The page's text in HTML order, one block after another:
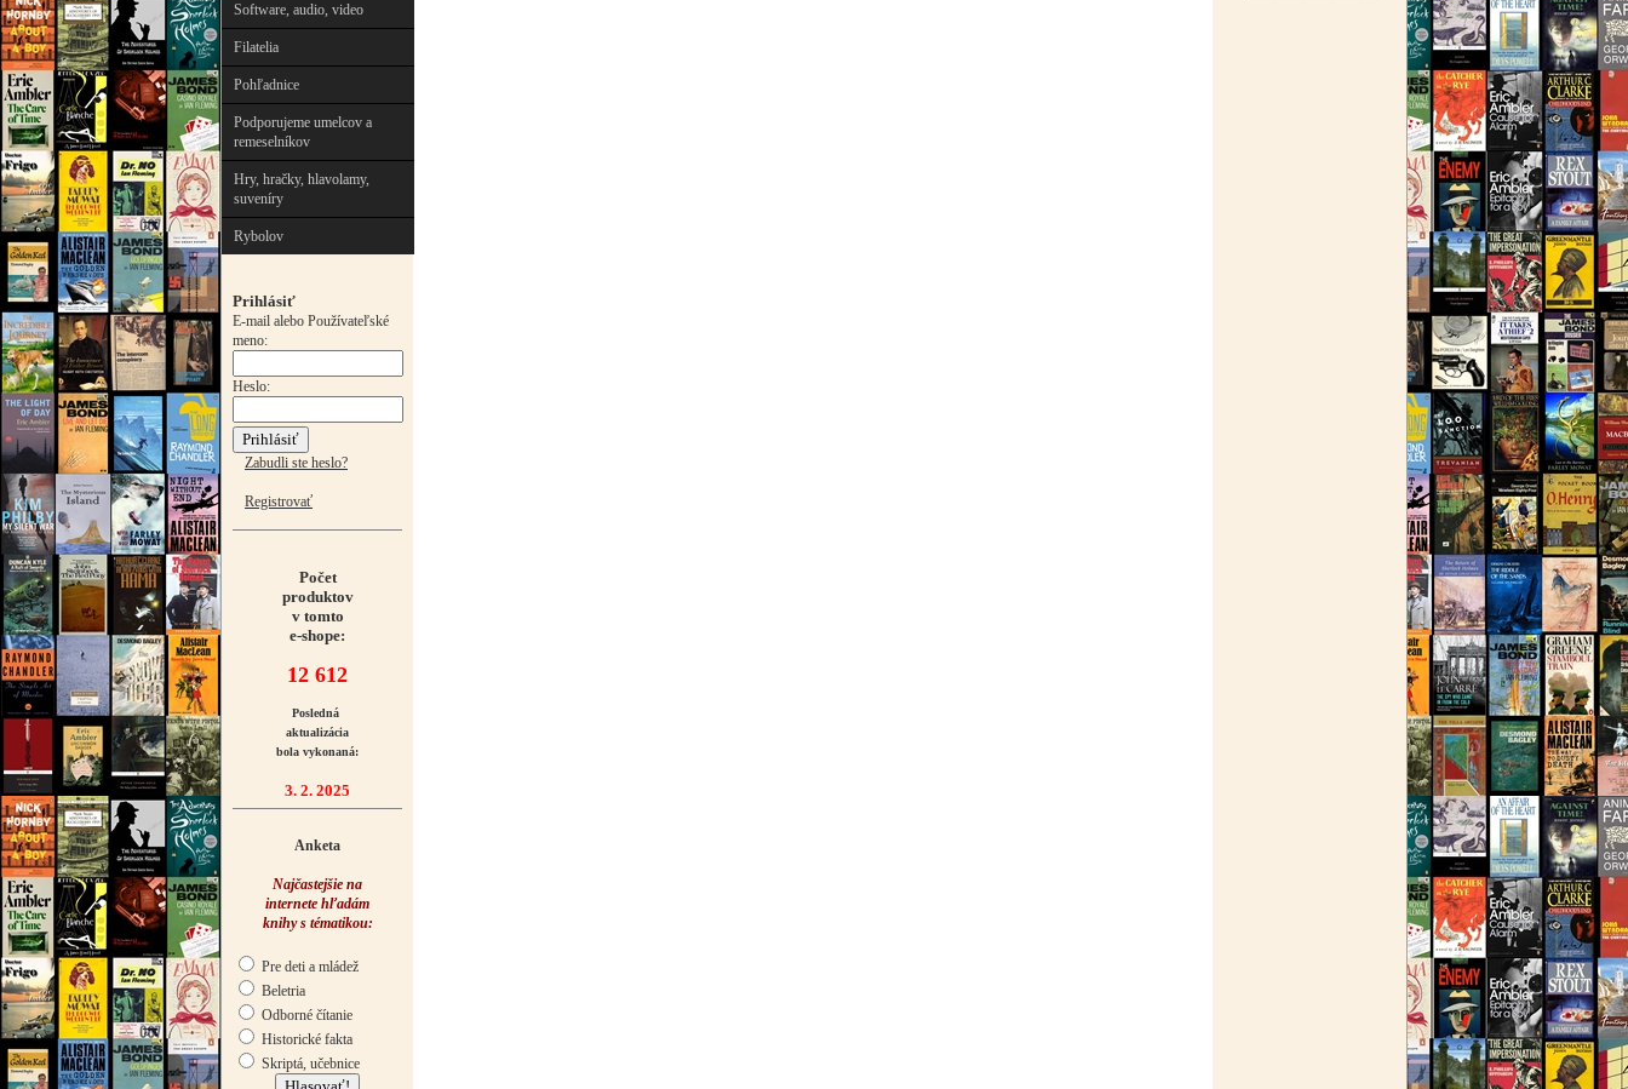
Software, audio, video
Filatelia
Pohľadnice
Podporujeme umelcov a
remeselníkov
Hry, hračky, hlavolamy,
suveníry
Rybolov
Prihlásiť
E-mail alebo Používateľské
meno:
Heslo:
Zabudli ste heslo?
Registrovať
Počet
produktov
v tomto
e-shope:
12 612
Posledná
aktualizácia
bola vykonaná:
3. 2. 2025
Anketa
Najčastejšie na
internete hľadám
knihy s tématikou:
Pre deti a mládež
Beletria
Odborné čítanie
Historické fakta
Skriptá, učebnice